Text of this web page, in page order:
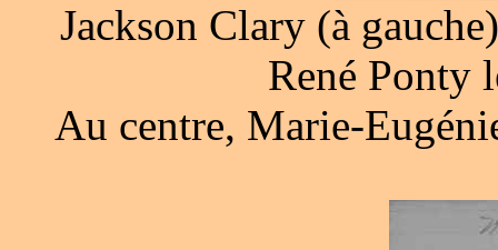
Jackson Clary (à
René Ponty
Au centre, Marie-